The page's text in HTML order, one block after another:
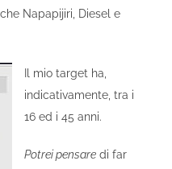
Napapijiri, Diesel e
Il mio target ha,
indicativamente, tra i
16 ed i 45 anni.
Potrei pensare di far